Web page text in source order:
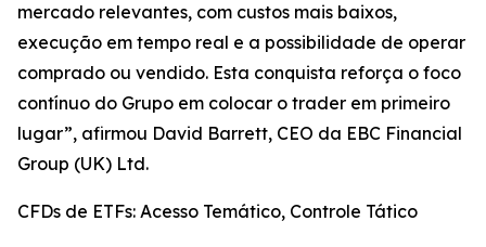
mercado relevantes, com custos mais baixos,
execução em tempo real e a possibilidade de operar
comprado ou vendido. Esta conquista reforça o foco
contínuo do Grupo em colocar o trader em primeiro
lugar”, afirmou David Barrett, CEO da EBC Financial
Group (UK) Ltd.
CFDs de ETFs: Acesso Temático, Controle Tático